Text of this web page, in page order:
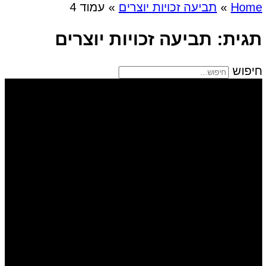
Home
» תביעה זכויות יוצרים » עמוד 4
תגית: תביעה זכויות יוצרים
חיפוש